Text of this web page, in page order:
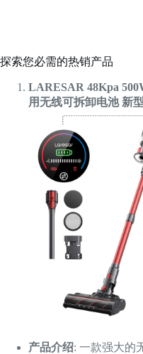
探索您必需的热销产品
LARESAR 48Kpa
用无线可拆卸电池 新
产品介绍: 一款强大的